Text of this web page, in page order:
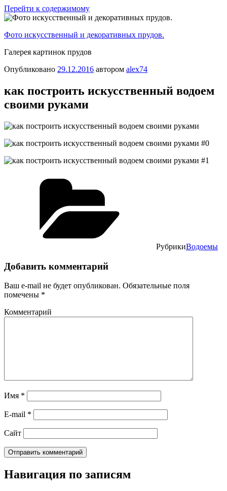
Перейти к содержимому
Фото искусственный и декоративных прудов.
Галерея картинок прудов
Опубликовано 29.12.2016 автором alex74
как построить искусственный водоем
своими руками
РубрикиВодоемы
Добавить комментарий
Ваш e-mail не будет опубликован. Обязательные поля
помечены *
Комментарий
Имя *
E-mail *
Сайт
Навигация по записям